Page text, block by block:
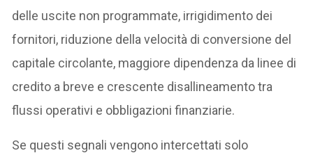
delle uscite non programmate, irrigidimento dei
fornitori, riduzione della velocità di conversione del
capitale circolante, maggiore dipendenza da linee di
credito a breve e crescente disallineamento tra
flussi operativi e obbligazioni finanziarie.
Se questi segnali vengono intercettati solo